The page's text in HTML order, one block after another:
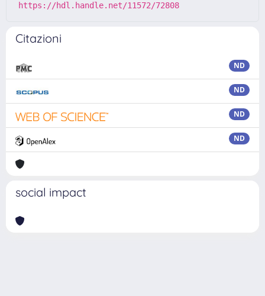
https://hdl.handle.net/11572/72808
Citazioni
ND
ND
ND
ND
social impact